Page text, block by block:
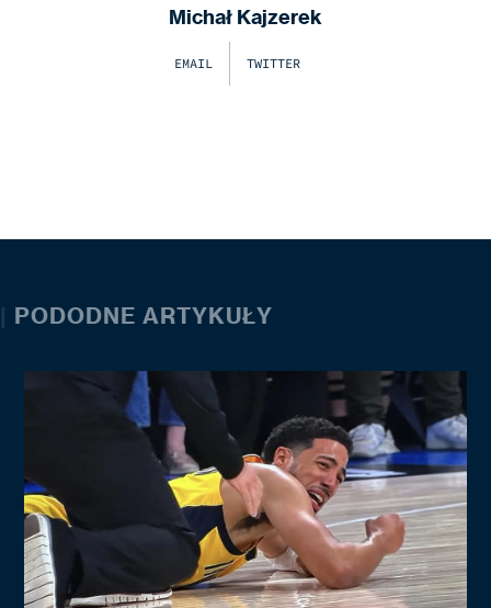
Michał Kajzerek
EMAIL TWITTER
| PODODNE ARTYKUŁY